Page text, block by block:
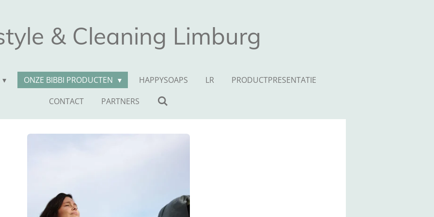
& Cleaning Limburg
ONZE BIBBI PRODUCTEN HAPPYSOAPS LR
PRODUCTPRESENTATIE
CONTACT
PARTNERS